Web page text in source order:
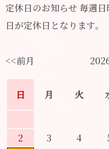
定休日のお知らせ 毎週
日が定休日となります。
<<前月
日 月 火
2
3 4